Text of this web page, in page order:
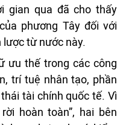
gian qua đã cho thấy
phương Tây đối với
lược từ nước này.
ưu thế trong các công
trí tuệ nhân tạo, phần
tài chính quốc tế. Vì
hoàn toàn”, hai bên